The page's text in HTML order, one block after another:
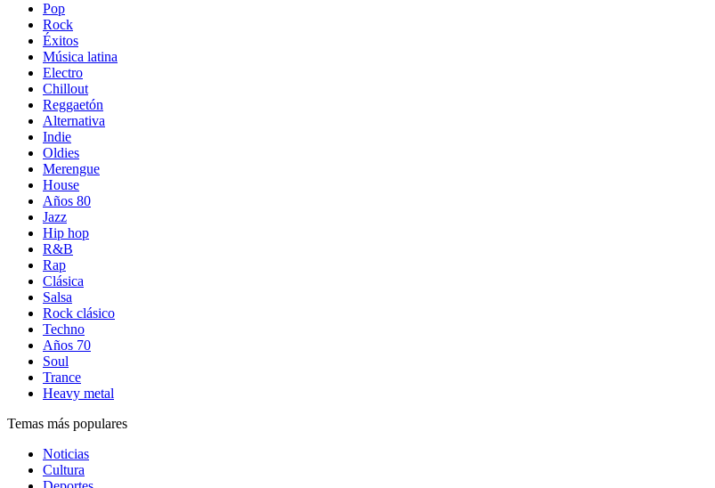
Pop
Rock
Éxitos
Música latina
Electro
Chillout
Reggaetón
Alternativa
Indie
Oldies
Merengue
House
Años 80
Jazz
Hip hop
R&B
Rap
Clásica
Salsa
Rock clásico
Techno
Años 70
Soul
Trance
Heavy metal
Temas más populares
Noticias
Cultura